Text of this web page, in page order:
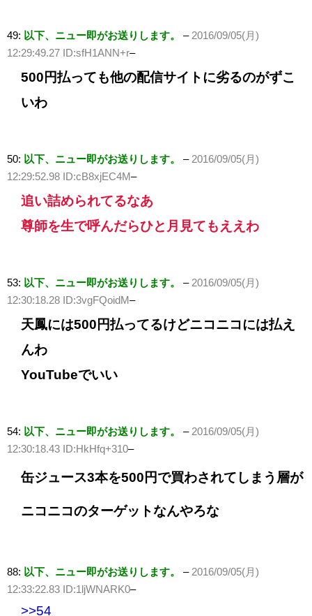
49: 以下、ニュー即がお送りします。 –2016/09/05(月)
12:29:49.27 ID:sfH1ANN+r–
500円払っても他の配信サイトに劣るのがずこ
いわ
50: 以下、ニュー即がお送りします。 –2016/09/05(月)
12:29:52.98 ID:cB8xjEC4M–
追い詰められてるなあ
尊師を生で呼んだらひと月見てもええわ
53: 以下、ニュー即がお送りします。 –2016/09/05(月)
12:30:18.28 ID:3vgFQoidM–
天鳳には500円払ってるけどニコニコには払え
んわ
YouTubeでいい
54: 以下、ニュー即がお送りします。 –2016/09/05(月)
12:30:18.43 ID:HkHfq+310–
缶ジュース3本を500円で買わされてしまう層が
ニコニコのターゲットなんやろな
88: 以下、ニュー即がお送りします。 –2016/09/05(月)
12:33:22.83 ID:1ljWNARK0–
>>54